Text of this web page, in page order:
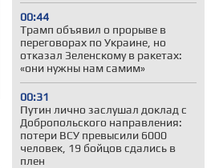
00:44
Трамп объявил о прорыве в
переговорах по Украине, но
отказал Зеленскому в ракетах:
«они нужны нам самим»
00:31
Путин лично заслушал доклад с
Добропольского направления:
потери ВСУ превысили 6000
человек, 19 бойцов сдались в
плен